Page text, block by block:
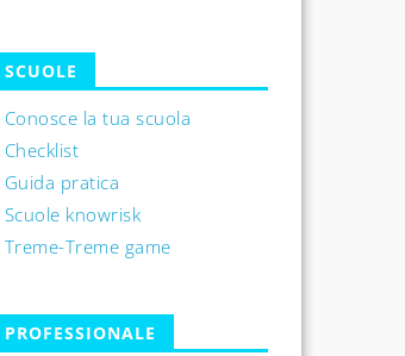
SCUOLE
Conosce la tua scuola
Checklist
Guida pratica
Scuole knowrisk
Treme-Treme game
PROFESSIONALE